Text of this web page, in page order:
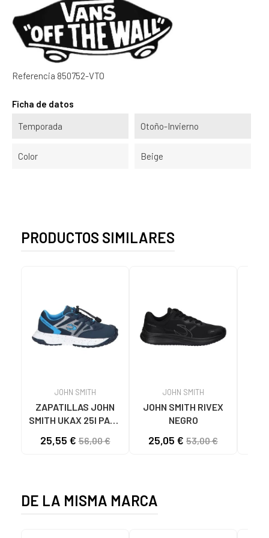
Referencia 850752-VTO
Ficha de datos
Temporada Otoño-Invierno
Color Beige
PRODUCTOS SIMILARES
JOHN SMITH
ZAPATILLAS JOHN
SMITH UKAX 25I PARA
25,55 €56,00 €
JOHN SMITH
JOHN SMITH RIVEX
NEGRO
25,05 € 53,00 €
DE LA MISMA MARCA